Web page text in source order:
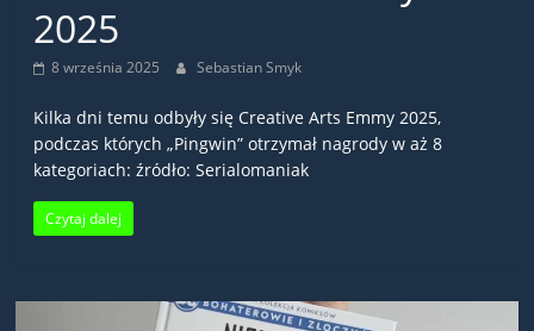
2025
8 września 2025 Sebastian Smyk
Kilka dni temu odbyły się Creative Arts Emmy 2025,
podczas których „Pingwin” otrzymał nagrody w aż 8
kategoriach: źródło: Serialomaniak
Czytaj dalej